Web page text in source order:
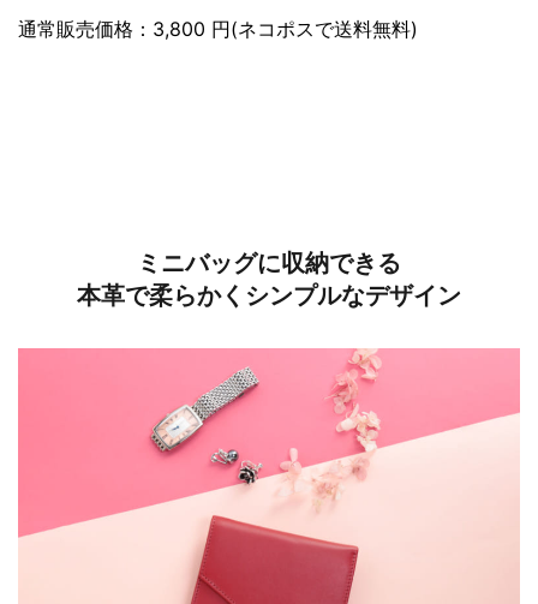
通常販売価格：3,800 円(ネコポスで送料無料)
ミニバッグに収納できる
本革で柔らかくシンプルなデザイン